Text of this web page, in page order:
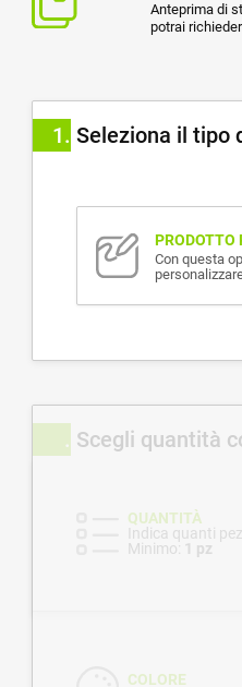
Anteprima di
potrai
1 Seleziona il tipo
PRODOTTO
Con questa
Scegli quantità
QUANTITÀ
Indica quanti
Minimo: 1 pz
COLORE